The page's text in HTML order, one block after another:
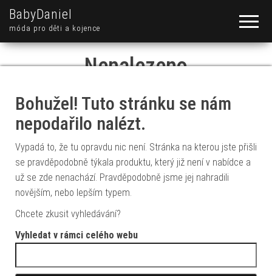
BabyDaniel
móda pro děti a kojence
Nenalezeno
Bohužel! Tuto stránku se nám
nepodařilo nalézt.
Vypadá to, že tu opravdu nic není. Stránka na kterou jste přišli
se pravděpodobně týkala produktu, který již není v nabídce a
už se zde nenachází. Pravděpodobně jsme jej nahradili
novějším, nebo lepším typem.
Chcete zkusit vyhledávání?
Vyhledat v rámci celého webu